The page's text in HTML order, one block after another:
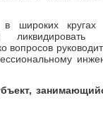
широких кругах
вопросов